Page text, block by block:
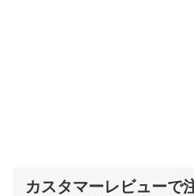
カスタマーレビューで